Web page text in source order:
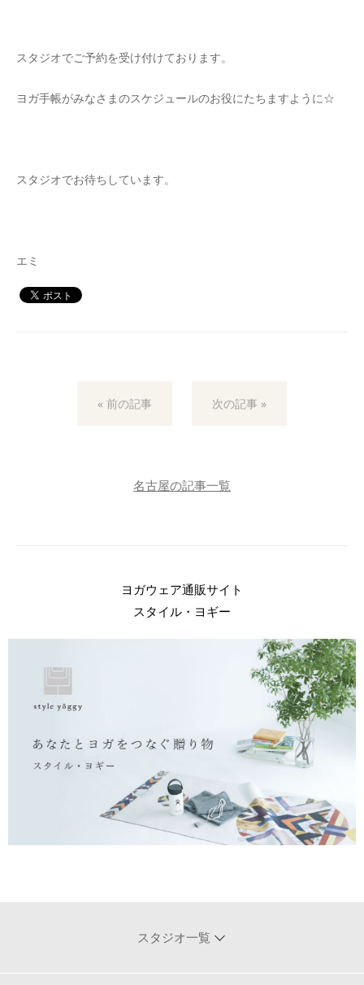
スタジオでご予約を受け付けております。
ヨガ手帳がみなさまのスケジュールのお役にたちますように☆
スタジオでお待ちしています。
エミ
« 前の記事 次の記事 »
名古屋の記事一覧
ヨガウェア通販サイト
スタイル・ヨギー
スタジオ一覧